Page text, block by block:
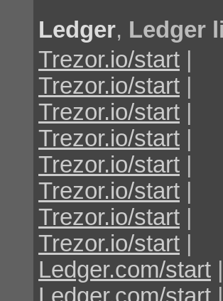
Ledger, Ledger
Trezor.io/start |
Trezor.io/start |
Trezor.io/start |
Trezor.io/start |
Trezor.io/start |
Trezor.io/start |
Trezor.io/start |
Trezor.io/start |
Ledger.com/start |
Ledger.com/start |